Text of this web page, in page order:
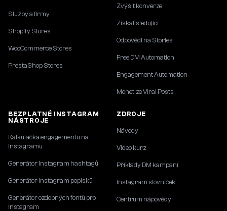
Služby a firmy
Shopify Stores
WooCommerce Stores
PrestaShop Stores
Zvýšit konverze
Získat sledující
Odpovědi na Stories
Free DM Automation
Engagement Automation
Monetize Viral Posts
BEZPLATNÉ INSTAGRAM
NÁSTROJE
Kalkulačka engagementu na
Instagramu
Generátor Instagram hashtagů
Generátor Instagram popisků
Generátor ozdobných fontů pro
Instagram
ZDROJE
Návody
Video kurz
Příklady DM kampaní
Instagram slovníček
Centrum nápovědy